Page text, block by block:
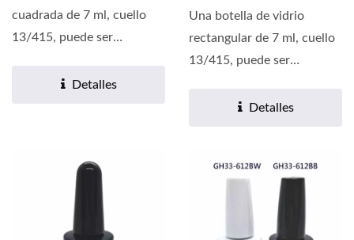
cuadrada de 7 ml, cuello
13/415, puede ser
brillante,...
Detalles
Una botella de vidrio
rectangular de 7 ml, cuello
13/415, puede ser
brillante,...
Detalles